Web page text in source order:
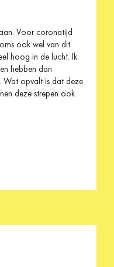
Voor coronatijd
ook wel van dit
hoog in de lucht. Ik
hebben dan
Wat opvalt is dat deze
deze strepen ook